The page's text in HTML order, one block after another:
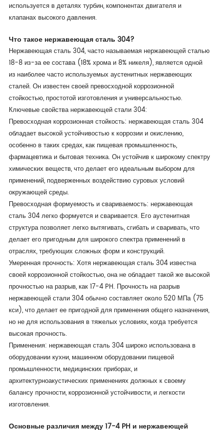
используется в деталях турбин, компонентах двигателя и
клапанах высокого давления.
Что такое нержавеющая сталь 304?
Нержавеющая сталь 304, часто называемая нержавеющей сталью
18-8 из-за ее состава (18% хрома и 8% никеля), является одной
из наиболее часто используемых аустенитных нержавеющих
сталей. Он известен своей превосходной коррозионной
стойкостью, простотой изготовления и универсальностью.
Ключевые свойства нержавеющей стали 304:
Превосходная коррозионная стойкость: нержавеющая сталь 304
обладает высокой устойчивостью к коррозии и окислению,
особенно в таких средах, как пищевая промышленность,
фармацевтика и бытовая техника. Он устойчив к широкому спектру
химических веществ, что делает его идеальным выбором для
применений, подверженных воздействию суровых условий
окружающей среды.
Превосходная формуемость и свариваемость: нержавеющая
сталь 304 легко формуется и сваривается. Его аустенитная
структура позволяет легко вытягивать, сгибать и сваривать, что
делает его пригодным для широкого спектра применений в
отраслях, требующих сложных форм и конструкций.
Умеренная прочность: Хотя нержавеющая сталь 304 известна
своей коррозионной стойкостью, она не обладает такой же высокой
прочностью на разрыв, как 17-4 PH. Прочность на разрыв
нержавеющей стали 304 обычно составляет около 520 МПа (75
кси), что делает ее пригодной для применения общего назначения,
но не для использования в тяжелых условиях, когда требуется
высокая прочность.
Применения: нержавеющая сталь 304 широко использована в
оборудовании кухни, машинном оборудовании пищевой
промышленности, медицинских приборах, и
архитектурноакустических применениях должных к своему
балансу прочности, коррозионной устойчивости, и легкости
изготовления.
Основные различия между 17-4 PH и нержавеющей